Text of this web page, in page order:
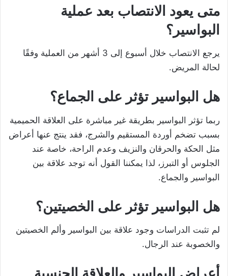
متى يعود الانتصاب بعد عملية
البواسير؟
يرجع الانتصاب خلال أسبوع إلى 3 أشهر من العملية وفقًا
لحالة المريض.
هل البواسير تؤثر على الجماع؟
ربما تؤثر البواسير بطريقة غير مباشرة على العلاقة الحميمية
بسبب تضخم أوردة المستقيم والشرج، فقد ينتج عنها أعراض
مثل الحكة والحرقان والنزيف وعدم الراحة، خاصة عند
الجلوس أو التبرز، لذا يمكننا القول أنه توجد علاقة بين
البواسير والجماع.
هل البواسير تؤثر على الخصيتين؟
لم تثبت الدراسات وجود علاقة بين البواسير وألم الخصيتين
والخصوبة عند الرجال.